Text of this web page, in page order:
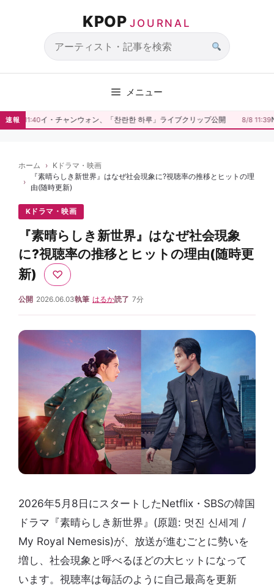
キ
ッ
KPOP JOURNAL
サ
検
索
メニュー
速報
8/8 11:40イ・チャンウォン、「찬란한 하루」ライブクリップ公開 8/8 11:39
ホーム
Kドラマ・映画
『素晴らしき新世界』はなぜ社会現象に?視聴率の推移とヒットの理
由(随時更新)
Kドラマ・映画
『素晴らしき新世界』はなぜ社会現象
に?視聴率の推移とヒットの理由(随時更
新)
♡
公開 2026.06.03執筆 はるか読了 7分
2026年5月8日にスタートしたNetflix・SBSの韓国
ドラマ『素晴らしき新世界』(原題: 멋진 신세계 /
My Royal Nemesis)が、放送が進むごとに勢いを
増し、社会現象と呼べるほどの大ヒットになって
います。視聴率は毎話のように自己最高を更新